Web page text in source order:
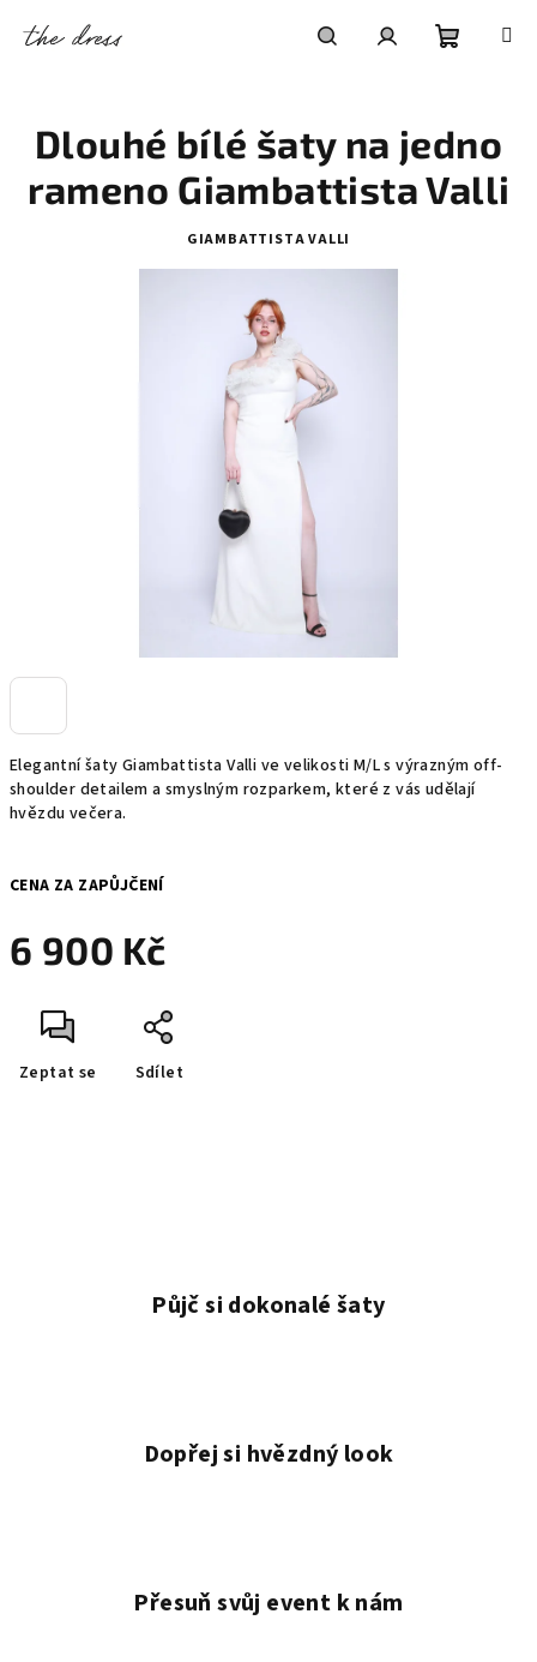
košík
Elegantní šaty Giambattista Valli ve velikosti M/L s výrazným off-
shoulder detailem a smyslným rozparkem, které z vás udělají
hvězdu večera.
6 900 Kč
cena:
CENA ZA ZAPŮJČENÍ
Zeptat se Sdílet
Dlouhé bílé šaty na jedno
rameno Giambattista Valli
GIAMBATTISTA VALLI
Půjč si dokonalé šaty
Dopřej si hvězdný look
Přesuň svůj event k nám